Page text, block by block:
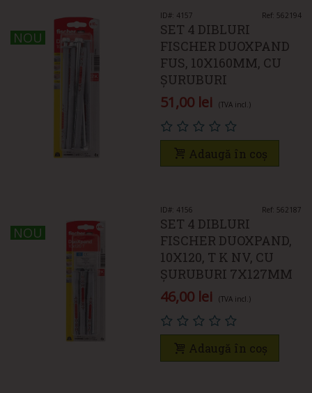
NOU
NOU
ID#: 4157 Ref: 562194
SET 4 DIBLURI
FISCHER DUOXPAND
FUS, 10X160MM, CU
ȘURUBURI
51,00 lei (TVA incl.)
Adaugă în coș
NOU
NOU
ID#: 4156 Ref: 562187
SET 4 DIBLURI
FISCHER DUOXPAND,
10X120, T K NV, CU
ȘURUBURI 7X127MM
46,00 lei (TVA incl.)
Adaugă în coș